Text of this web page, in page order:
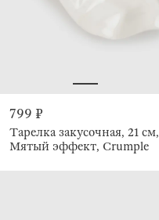
799 ₽
Тарелка закусочная, 21 см,
Мятый эффект, Crumple